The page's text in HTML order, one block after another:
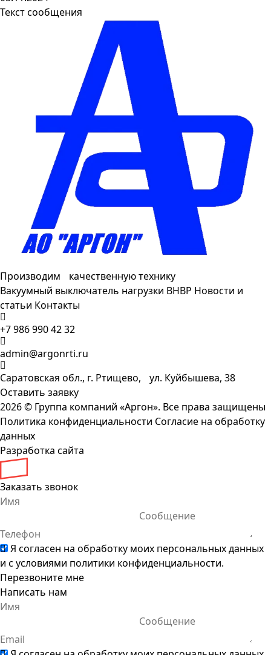
Текст сообщения
Производим качественную технику
Вакуумный выключатель нагрузки ВНВР Новости и
статьи Контакты
+7 986 990 42 32
admin@argonrti.ru
Саратовская обл., г. Ртищево, ул. Куйбышева, 38
Оставить заявку
2026 © Группа компаний «Аргон». Все права защищены
Политика конфиденциальности Согласие на обработку
данных
Разработка сайта
Заказать звонок
Я согласен на обработку моих персональных данных
и с условиями политики конфиденциальности.
Перезвоните мне
Написать нам